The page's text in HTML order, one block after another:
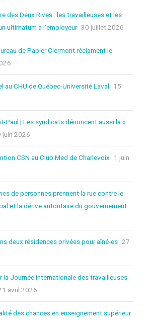
des Deux Rives : les travailleuses et les
ultimatum à l’employeur 30 juillet 2026
de Papier Clermont réclament le
au CHU de Québec-Université Laval
15
Paul | Les syndicats dénoncent aussi la «
juin 2026
CSN au Club Med de Charlevoix
1 juin
de personnes prennent la rue contre le
et la dérive autoritaire du gouvernement
deux résidences privées pour aîné-es 27
Journée internationale des travailleuses
avril 2026
des chances en enseignement supérieur